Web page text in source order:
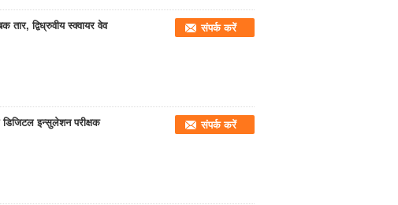
तार, द्विध्रुवीय स्क्वायर वेव संपर्क करें
इन्सुलेशन परीक्षक संपर्क करें